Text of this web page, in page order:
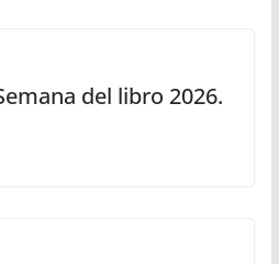
del libro 2026.